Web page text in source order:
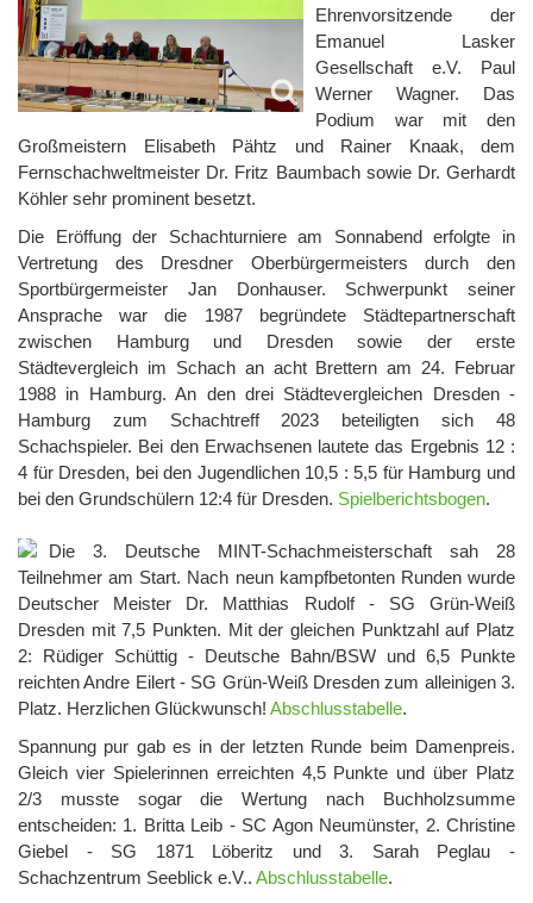
Ehrenvorsitzende der
Emanuel Lasker
Gesellschaft e.V. Paul
Werner Wagner. Das
Podium war mit den
Großmeistern Elisabeth Pähtz und Rainer Knaak, dem
Fernschachweltmeister Dr. Fritz Baumbach sowie Dr. Gerhardt
Köhler sehr prominent besetzt.
Die Eröffung der Schachturniere am Sonnabend erfolgte in
Vertretung des Dresdner Oberbürgermeisters durch den
Sportbürgermeister Jan Donhauser. Schwerpunkt seiner
Ansprache war die 1987 begründete Städtepartnerschaft
zwischen Hamburg und Dresden sowie der erste
Städtevergleich im Schach an acht Brettern am 24. Februar
1988 in Hamburg. An den drei Städtevergleichen Dresden -
Hamburg zum Schachtreff 2023 beteiligten sich 48
Schachspieler. Bei den Erwachsenen lautete das Ergebnis 12 :
4 für Dresden, bei den Jugendlichen 10,5 : 5,5 für Hamburg und
bei den Grundschülern 12:4 für Dresden. Spielberichtsbogen.
Die 3. Deutsche MINT-Schachmeisterschaft sah 28
Teilnehmer am Start. Nach neun kampfbetonten Runden wurde
Deutscher Meister Dr. Matthias Rudolf - SG Grün-Weiß
Dresden mit 7,5 Punkten. Mit der gleichen Punktzahl auf Platz
2: Rüdiger Schüttig - Deutsche Bahn/BSW und 6,5 Punkte
reichten Andre Eilert - SG Grün-Weiß Dresden zum alleinigen 3.
Platz. Herzlichen Glückwunsch! Abschlusstabelle.
Spannung pur gab es in der letzten Runde beim Damenpreis.
Gleich vier Spielerinnen erreichten 4,5 Punkte und über Platz
2/3 musste sogar die Wertung nach Buchholzsumme
entscheiden: 1. Britta Leib - SC Agon Neumünster, 2. Christine
Giebel - SG 1871 Löberitz und 3. Sarah Peglau -
Schachzentrum Seeblick e.V.. Abschlusstabelle.